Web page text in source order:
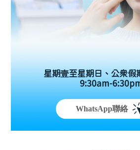
星期壹至星期日、公眾假
9:30am-
WhatsApp聯絡